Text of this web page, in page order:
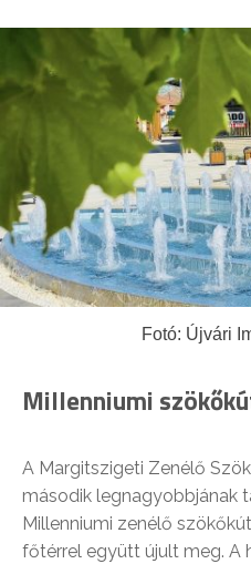
Fotó: Újvári
Millenniumi
A Margitszigeti Zenélő
második legnagyobbjának
Millenniumi zenélő
főtérrel együtt újult meg. A